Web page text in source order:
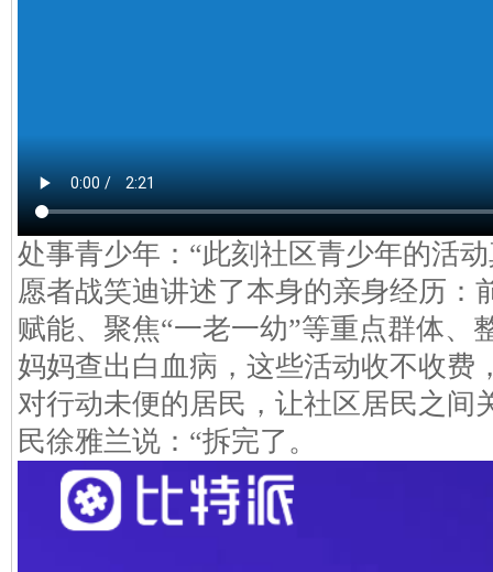
处事青少年：“此刻社区青少年的活
愿者战笑迪讲述了本身的亲身经历：
赋能、聚焦“一老一幼”等重点群体、
妈妈查出白血病，这些活动收不收费
对行动未便的居民，让社区居民之间
民徐雅兰说：“拆完了。